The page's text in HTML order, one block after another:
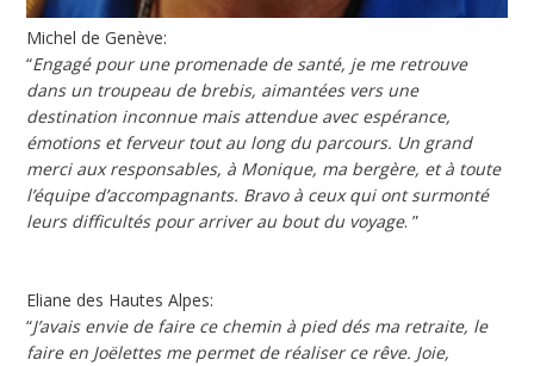
Michel de Genève:
“Engagé pour une promenade de santé, je me retrouve
dans un troupeau de brebis, aimantées vers une
destination inconnue mais attendue avec espérance,
émotions et ferveur tout au long du parcours. Un grand
merci aux responsables, à Monique, ma bergère, et à toute
l’équipe d’accompagnants. Bravo à ceux qui ont surmonté
leurs difficultés pour arriver au bout du voyage. ”
Eliane des Hautes Alpes:
“J’avais envie de faire ce chemin à pied dés ma retraite, le
faire en Joëlettes me permet de réaliser ce rêve. Joie,